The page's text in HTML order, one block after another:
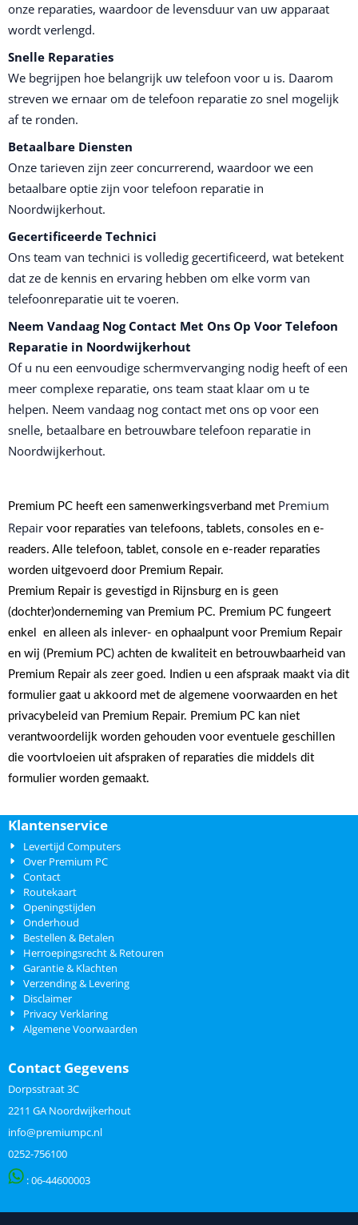
onze reparaties, waardoor de levensduur van uw apparaat
wordt verlengd.
Snelle Reparaties
We begrijpen hoe belangrijk uw telefoon voor u is. Daarom
streven we ernaar om de telefoon reparatie zo snel mogelijk
af te ronden.
Betaalbare Diensten
Onze tarieven zijn zeer concurrerend, waardoor we een
betaalbare optie zijn voor telefoon reparatie in
Noordwijkerhout.
Gecertificeerde Technici
Ons team van technici is volledig gecertificeerd, wat betekent
dat ze de kennis en ervaring hebben om elke vorm van
telefoonreparatie uit te voeren.
Neem Vandaag Nog Contact Met Ons Op Voor Telefoon
Reparatie in Noordwijkerhout
Of u nu een eenvoudige schermvervanging nodig heeft of een
meer complexe reparatie, ons team staat klaar om u te
helpen. Neem vandaag nog contact met ons op voor een
snelle, betaalbare en betrouwbare telefoon reparatie in
Noordwijkerhout.
Premium PC heeft een samenwerkingsverband met Premium
Repair voor reparaties van telefoons, tablets, consoles en e-
readers. Alle telefoon, tablet, console en e-reader reparaties
worden uitgevoerd door Premium Repair.
Premium Repair is gevestigd in Rijnsburg en is geen
(dochter)onderneming van Premium PC. Premium PC fungeert
enkel en alleen als inlever- en ophaalpunt voor Premium Repair
en wij (Premium PC) achten de kwaliteit en betrouwbaarheid van
Premium Repair als zeer goed. Indien u een afspraak maakt via dit
formulier gaat u akkoord met de algemene voorwaarden en het
privacybeleid van Premium Repair. Premium PC kan niet
verantwoordelijk worden gehouden voor eventuele geschillen
die voortvloeien uit afspraken of reparaties die middels dit
formulier worden gemaakt.
Klantenservice
Levertijd Computers
Over Premium PC
Contact
Routekaart
Openingstijden
Onderhoud
Bestellen & Betalen
Herroepingsrecht & Retouren
Garantie & Klachten
Verzending & Levering
Disclaimer
Privacy Verklaring
Algemene Voorwaarden
Contact Gegevens
Dorpsstraat 3C
2211 GA Noordwijkerhout
info@premiumpc.nl
0252-756100
: 06-44600003